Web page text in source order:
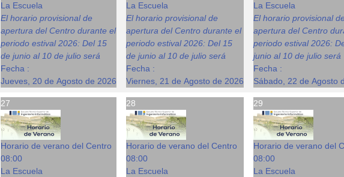
La Escuela
El horario provisional de
apertura del Centro durante el
periodo estival 2026: Del 15
de junio al 10 de julio será
Fecha :
Jueves, 20 de Agosto de 2026
La Escuela
El horario provisional de
apertura del Centro durante el
periodo estival 2026: Del 15
de junio al 10 de julio será
Fecha :
Viernes, 21 de Agosto de 2026
La Escuela
El horario provisional
apertura del Centro
periodo estival 2026:
junio al 10 de julio será
Fecha :
Sábado, 22 de Agosto
27
Horario de verano del Centro
08:00
La Escuela
28
Horario de verano del Centro
08:00
La Escuela
29
Horario de verano del
08:00
La Escuela